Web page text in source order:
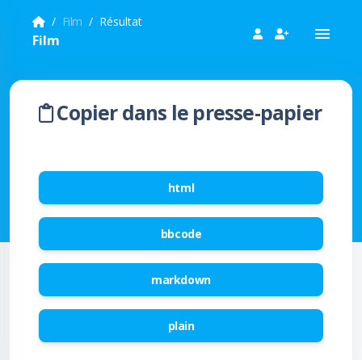
Film Résultat
Film
Copier dans le presse-papier
html
bbcode
markdown
plain